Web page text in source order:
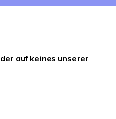
auf keines unserer